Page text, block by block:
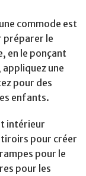
commode est
préparer le
en le ponçant
une
pour des
enfants.
intérieur
pour créer
pour le
pour les